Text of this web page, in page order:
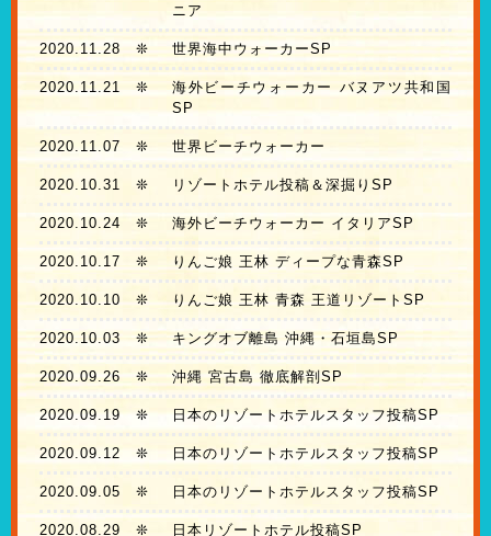
ニア
2020.11.28 ❊ 世界海中ウォーカーSP
2020.11.21 ❊
海外ビーチウォーカー バヌアツ共和国
SP
2020.11.07 ❊ 世界ビーチウォーカー
2020.10.31 ❊ リゾートホテル投稿＆深掘りSP
2020.10.24 ❊ 海外ビーチウォーカー イタリアSP
2020.10.17 ❊ りんご娘 王林 ディープな青森SP
2020.10.10 ❊ りんご娘 王林 青森 王道リゾートSP
2020.10.03❊ キングオブ離島 沖縄・石垣島SP
2020.09.26❊ 沖縄 宮古島 徹底解剖SP
2020.09.19 ❊ 日本のリゾートホテルスタッフ投稿SP
2020.09.12 ❊ 日本のリゾートホテルスタッフ投稿SP
2020.09.05 ❊ 日本のリゾートホテルスタッフ投稿SP
2020.08.29 ❊ 日本リゾートホテル投稿SP